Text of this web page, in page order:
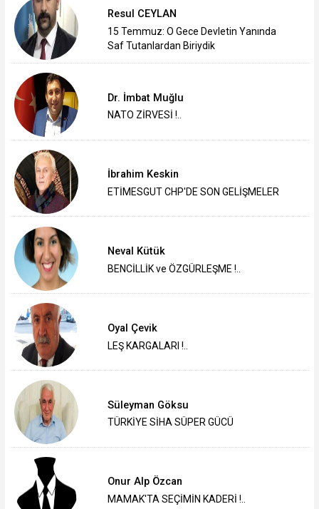
Resul CEYLAN
15 Temmuz: O Gece Devletin Yanında
Saf Tutanlardan Biriydik
Dr. İmbat Muğlu
NATO ZİRVESİ !..
İbrahim Keskin
ETİMESGUT CHP'DE SON GELİŞMELER
Neval Kütük
BENCİLLİK ve ÖZGÜRLEŞME !..
Oyal Çevik
LEŞ KARGALARI !..
Süleyman Göksu
TÜRKİYE SİHA SÜPER GÜCÜ
Onur Alp Özcan
MAMAK'TA SEÇİMİN KADERİ !..